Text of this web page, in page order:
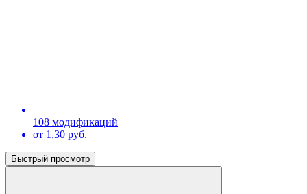
108 модификаций
от 1,30 руб.
Быстрый просмотр